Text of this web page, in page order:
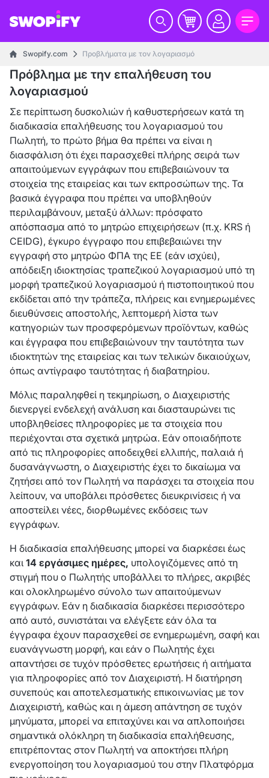
Swopify.com Προβλήματα με τον λογαριασμό
Πρόβλημα με την επαλήθευση του
λογαριασμού
Σε περίπτωση δυσκολιών ή καθυστερήσεων κατά τη
διαδικασία επαλήθευσης του λογαριασμού του
Πωλητή, το πρώτο βήμα θα πρέπει να είναι η
διασφάλιση ότι έχει παρασχεθεί πλήρης σειρά των
απαιτούμενων εγγράφων που επιβεβαιώνουν τα
στοιχεία της εταιρείας και των εκπροσώπων της. Τα
βασικά έγγραφα που πρέπει να υποβληθούν
περιλαμβάνουν, μεταξύ άλλων: πρόσφατο
απόσπασμα από το μητρώο επιχειρήσεων (π.χ. KRS ή
CEIDG), έγκυρο έγγραφο που επιβεβαιώνει την
εγγραφή στο μητρώο ΦΠΑ της ΕΕ (εάν ισχύει),
απόδειξη ιδιοκτησίας τραπεζικού λογαριασμού υπό τη
μορφή τραπεζικού λογαριασμού ή πιστοποιητικού που
εκδίδεται από την τράπεζα, πλήρεις και ενημερωμένες
διευθύνσεις αποστολής, λεπτομερή λίστα των
κατηγοριών των προσφερόμενων προϊόντων, καθώς
και έγγραφα που επιβεβαιώνουν την ταυτότητα των
ιδιοκτητών της εταιρείας και των τελικών δικαιούχων,
όπως αντίγραφο ταυτότητας ή διαβατηρίου.
Μόλις παραληφθεί η τεκμηρίωση, ο Διαχειριστής
διενεργεί ενδελεχή ανάλυση και διασταυρώνει τις
υποβληθείσες πληροφορίες με τα στοιχεία που
περιέχονται στα σχετικά μητρώα. Εάν οποιαδήποτε
από τις πληροφορίες αποδειχθεί ελλιπής, παλαιά ή
δυσανάγνωστη, ο Διαχειριστής έχει το δικαίωμα να
ζητήσει από τον Πωλητή να παράσχει τα στοιχεία που
λείπουν, να υποβάλει πρόσθετες διευκρινίσεις ή να
αποστείλει νέες, διορθωμένες εκδόσεις των
εγγράφων.
Η διαδικασία επαλήθευσης μπορεί να διαρκέσει έως
και 14 εργάσιμες ημέρες, υπολογιζόμενες από τη
στιγμή που ο Πωλητής υποβάλλει το πλήρες, ακριβές
και ολοκληρωμένο σύνολο των απαιτούμενων
εγγράφων. Εάν η διαδικασία διαρκέσει περισσότερο
από αυτό, συνιστάται να ελέγξετε εάν όλα τα
έγγραφα έχουν παρασχεθεί σε ενημερωμένη, σαφή και
ευανάγνωστη μορφή, και εάν ο Πωλητής έχει
απαντήσει σε τυχόν πρόσθετες ερωτήσεις ή αιτήματα
για πληροφορίες από τον Διαχειριστή. Η διατήρηση
συνεπούς και αποτελεσματικής επικοινωνίας με τον
Διαχειριστή, καθώς και η άμεση απάντηση σε τυχόν
μηνύματα, μπορεί να επιταχύνει και να απλοποιήσει
σημαντικά ολόκληρη τη διαδικασία επαλήθευσης,
επιτρέποντας στον Πωλητή να αποκτήσει πλήρη
ενεργοποίηση του λογαριασμού του στην Πλατφόρμα